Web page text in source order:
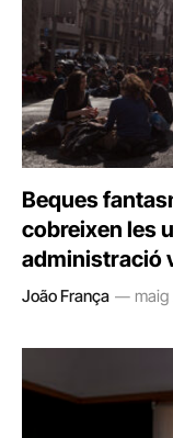
Beques
cobreixen les
administració
João França maig